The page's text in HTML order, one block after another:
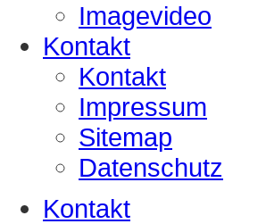
Imagevideo
Kontakt
Kontakt
Impressum
Sitemap
Datenschutz
Kontakt